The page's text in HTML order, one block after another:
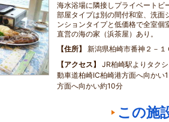
海水浴場に隣接しプライベートビ
部屋タイプは別の間付和室、洗面
ンションタイプと低価格で全室
直営の海の家（浜茶屋）あり。
住所
新潟県柏崎市番神２－１
アクセス
JR柏崎駅よりタク
動車道柏崎IC柏崎港方面へ向かい
方面へ向かい約10分
この施